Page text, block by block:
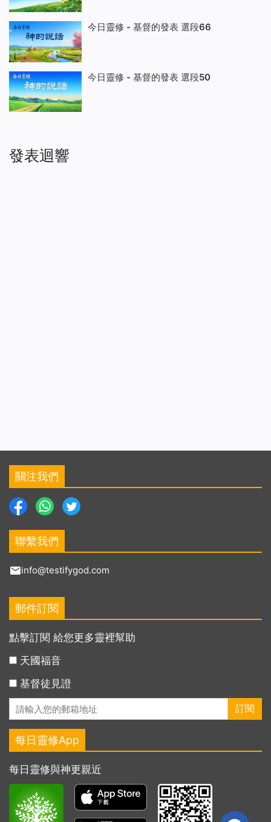
今日靈修 - 基督的發表 選段66
今日靈修 - 基督的發表 選段50
發表迴響
關注我們
聯繫我們
info@testifygod.com
郵件訂閱
點擊訂閱 給您更多靈裡幫助
天國福音
基督徒見證
每日靈修App
每日靈修與神更親近